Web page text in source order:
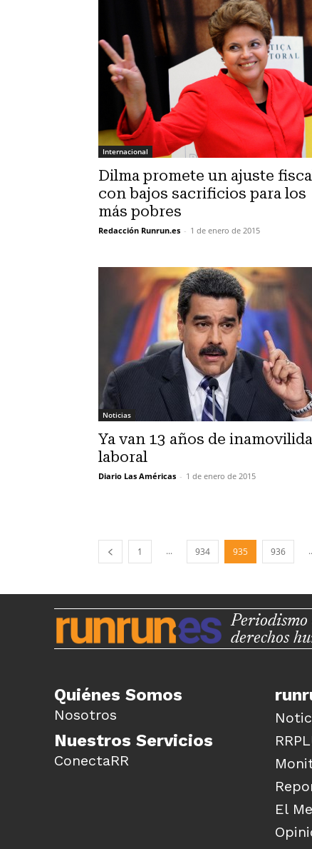
Internacional
Dilma promete un ajuste
con bajos sacrificios para los
más pobres
Redacción Runrun.es - 1 de enero de 2015
Noticias
Ya van 13 años de
laboral
Diario Las Américas - 1 de enero de 2015
1 ... 934 935 936
Periodismo
derechos
Quiénes Somos
Nosotros
Nuestros Servicios
ConectaRR
El